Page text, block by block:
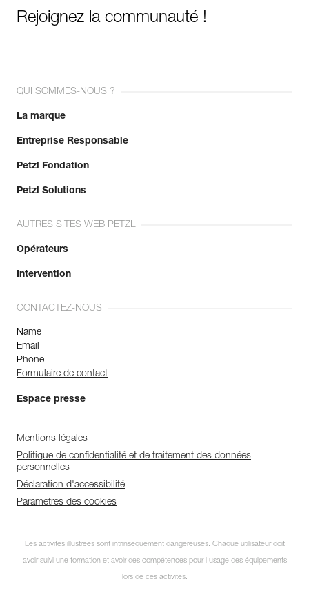
Rejoignez la communauté !
QUI SOMMES-NOUS ?
La marque
Entreprise Responsable
Petzl Fondation
Petzl Solutions
AUTRES SITES WEB PETZL
Opérateurs
Intervention
CONTACTEZ-NOUS
Name
Email
Phone
Formulaire de contact
Espace presse
Mentions légales
Politique de confidentialité et de traitement des données
personnelles
Déclaration d'accessibilité
Paramètres des cookies
Les activités illustrées sont intrinsèquement dangereuses. Chaque utilisateur doit
avoir suivi une formation et avoir des compétences pour l’usage des équipements
lors de ces activités.